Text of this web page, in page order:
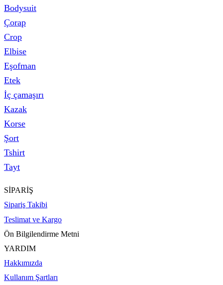
Bodysuit
Çorap
Crop
Elbise
Eşofman
Etek
İç çamaşırı
Kazak
Korse
Şort
Tshirt
Tayt
SİPARİŞ
Sipariş Takibi
Teslimat ve Kargo
Ön Bilgilendirme Metni
YARDIM
Hakkımızda
Kullanım Şartları